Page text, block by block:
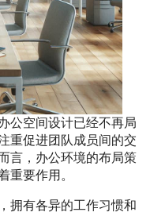
公空间设计已经不再局
重促进团队成员间的交
言，办公环境的布局策
重要作用。
拥有各异的工作习惯和